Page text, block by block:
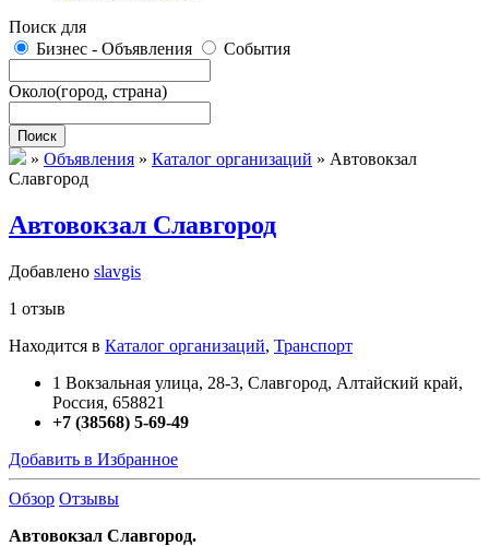
Поиск для
Бизнес - Объявления
События
Около(город, страна)
Поиск
» Объявления » Каталог организаций » Автовокзал
Славгород
Автовокзал Славгород
Добавлено slavgis
1 отзыв
Находится в Каталог организаций, Транспорт
1 Вокзальная улица, 28-3, Славгород, Алтайский край,
Россия, 658821
+7 (38568) 5-69-49
Добавить в Избранное
Обзор Отзывы
Автовокзал Славгород.